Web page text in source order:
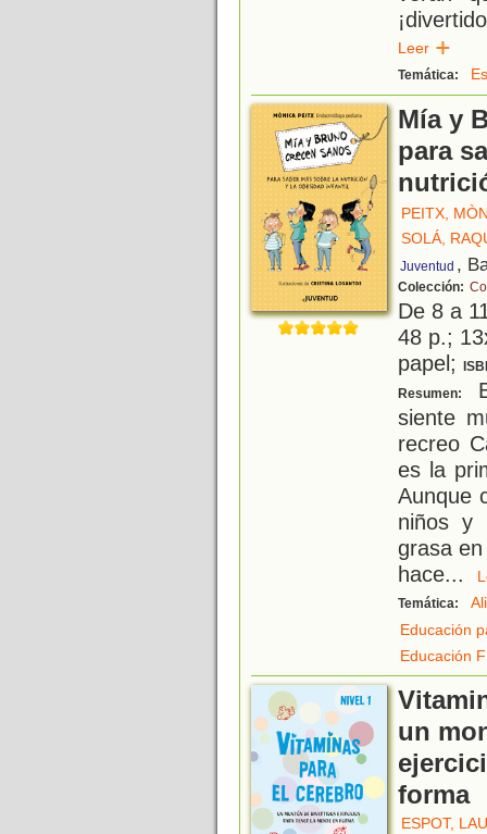
Leer
Temática:
Mía y
para
PEITX,
SOLÁ,
Juventud ,
Colección:
De 8 a
48 p.;
papel;
Resumen:
siente
recreo
es la
Aunque
niños y
grasa
hace...
Temática:
Educación
Educación
un
forma
ESPOT,